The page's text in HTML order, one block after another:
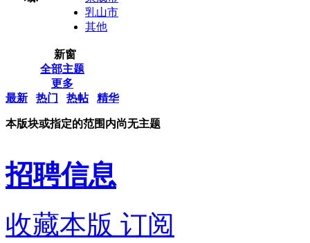
乳山市
其他
新窗
全部主题
更多
最新
热门 热帖 精华
本版块或指定的范围内尚无主题
招聘信息
收藏本版 订阅